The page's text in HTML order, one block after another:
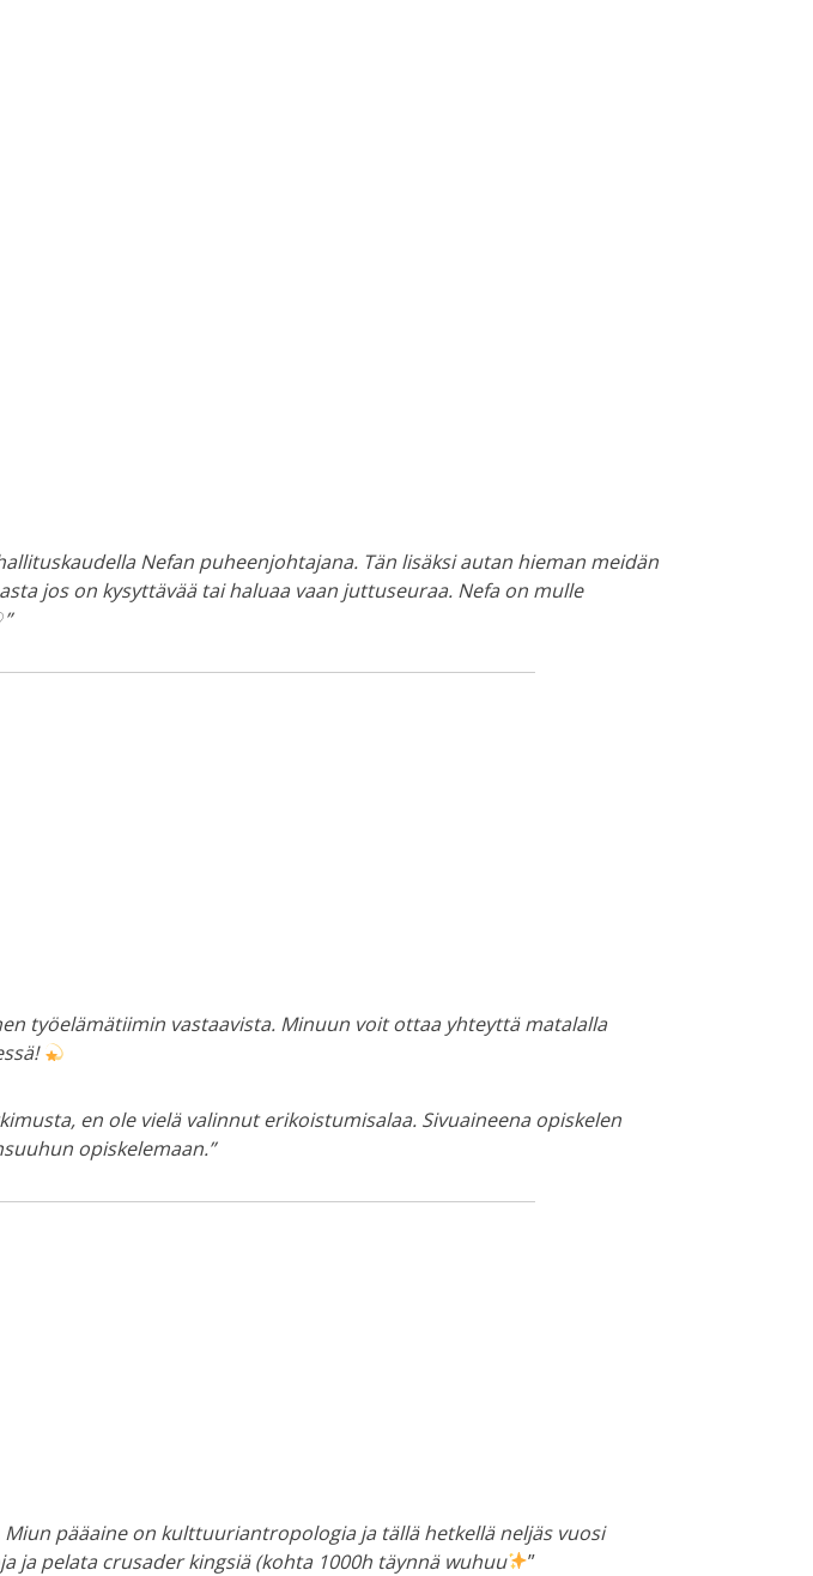
Nefan puheenjohtajana. Tän lisäksi autan hieman meidän
jos on kysyttävää tai haluaa vaan juttuseuraa. Nefa on mulle
”
työelämätiimin vastaavista. Minuun voit ottaa yhteyttä matalalla
en ole vielä valinnut erikoistumisalaa. Sivuaineena opiskelen
opiskelemaan.”
pääaine on kulttuuriantropologia ja tällä hetkellä neljäs vuosi
ja pelata crusader kingsiä (kohta 1000h täynnä wuhuu
”